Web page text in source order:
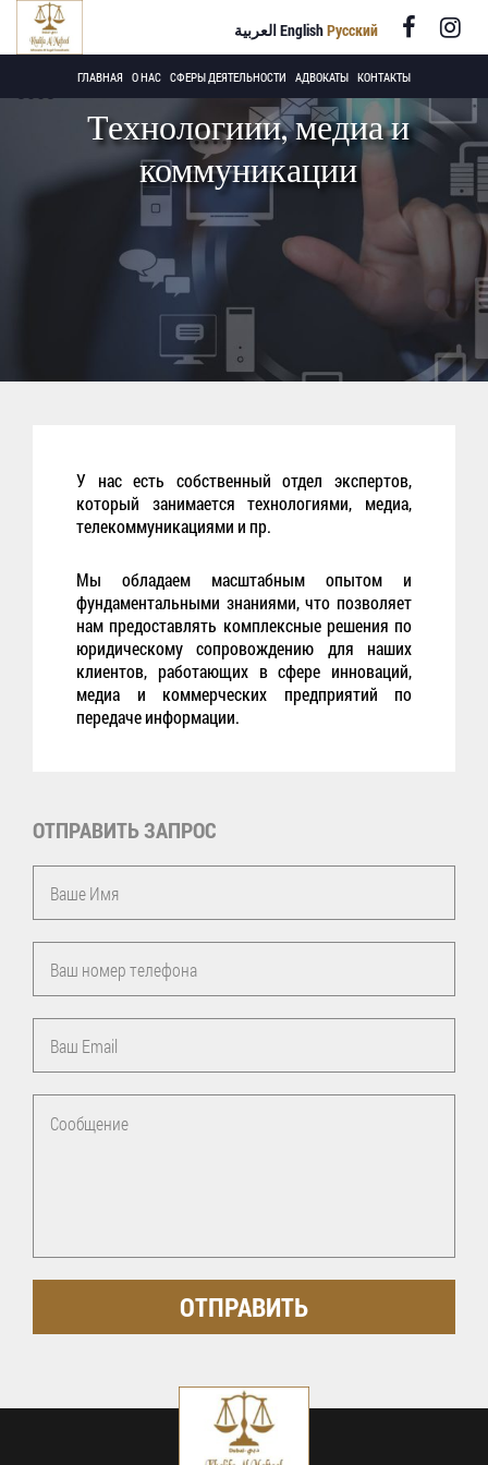
+971 4 220
8558
العربيةEnglishРусский
ГЛАВНАЯ О НАС СФЕРЫ ДЕЯТЕЛЬНОСТИ АДВОКАТЫ КОНТАКТЫ
Технологиии, медиа и
коммуникации
У нас есть собственный отдел экспертов,
который занимается технологиями, медиа,
телекоммуникациями и пр.
Мы обладаем масштабным опытом и
фундаментальными знаниями, что позволяет
нам предоставлять комплексные решения по
юридическому сопровождению для наших
клиентов, работающих в сфере инноваций,
медиа и коммерческих предприятий по
передаче информации.
ОТПРАВИТЬ ЗАПРОС